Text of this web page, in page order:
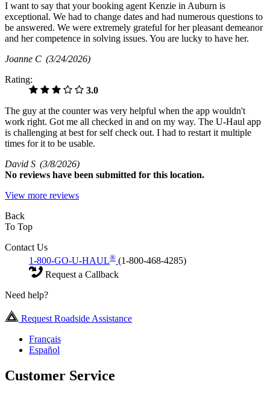
I want to say that your booking agent Kenzie in Auburn is
exceptional. We had to change dates and had numerous questions to
be answered. We were extremely grateful for her pleasant demeanor
and her competence in solving issues. You are lucky to have her.
Joanne C (3/24/2026)
Rating:
3.0
The guy at the counter was very helpful when the app wouldn't
work right. Got me all checked in and on my way. The U-Haul app
is challenging at best for self check out. I had to restart it multiple
times for it to be usable.
David S (3/8/2026)
No reviews have been submitted for this location.
View more reviews
Back
To Top
Contact Us
1-800-GO-U-HAUL® (1-800-468-4285)
Request a Callback
Need help?
Request Roadside Assistance
Français
Español
Customer Service